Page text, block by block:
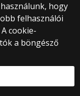
hogy
felhasználói
cookie-
a böngésző